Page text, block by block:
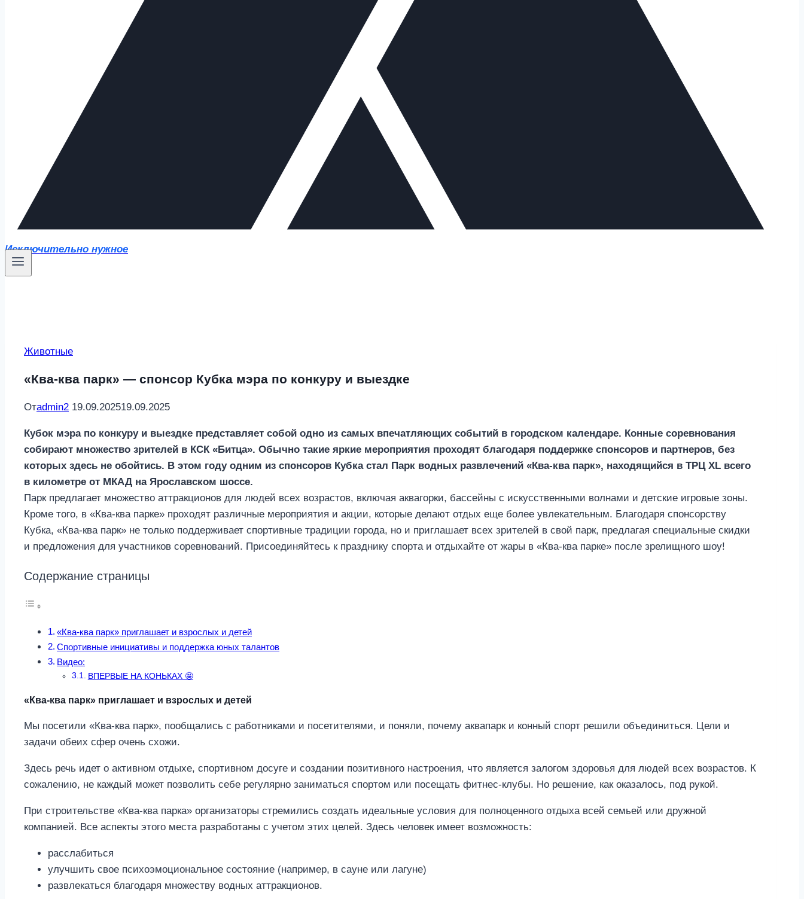
Исключительно нужное
Животные
«Ква-ква парк» — спонсор Кубка мэра по конкуру и выездке
Отadmin2 19.09.202519.09.2025
Кубок мэра по конкуру и выездке представляет собой одно из самых впечатляющих событий в городском календаре. Конные соревнования
собирают множество зрителей в КСК «Битца». Обычно такие яркие мероприятия проходят благодаря поддержке спонсоров и партнеров, без
которых здесь не обойтись. В этом году одним из спонсоров Кубка стал Парк водных развлечений «Ква-ква парк», находящийся в ТРЦ XL всего
в километре от МКАД на Ярославском шоссе.
Парк предлагает множество аттракционов для людей всех возрастов, включая аквагорки, бассейны с искусственными волнами и детские игровые зоны.
Кроме того, в «Ква-ква парке» проходят различные мероприятия и акции, которые делают отдых еще более увлекательным. Благодаря спонсорству
Кубка, «Ква-ква парк» не только поддерживает спортивные традиции города, но и приглашает всех зрителей в свой парк, предлагая специальные скидки
и предложения для участников соревнований. Присоединяйтесь к празднику спорта и отдыхайте от жары в «Ква-ква парке» после зрелищного шоу!
Содержание страницы
«Ква-ква парк» приглашает и взрослых и детей
Спортивные инициативы и поддержка юных талантов
Видео:
ВПЕРВЫЕ НА КОНЬКАХ 🤩
«Ква-ква парк» приглашает и взрослых и детей
Мы посетили «Ква-ква парк», пообщались с работниками и посетителями, и поняли, почему аквапарк и конный спорт решили объединиться. Цели и
задачи обеих сфер очень схожи.
Здесь речь идет о активном отдыхе, спортивном досуге и создании позитивного настроения, что является залогом здоровья для людей всех возрастов. К
сожалению, не каждый может позволить себе регулярно заниматься спортом или посещать фитнес-клубы. Но решение, как оказалось, под рукой.
При строительстве «Ква-ква парка» организаторы стремились создать идеальные условия для полноценного отдыха всей семьей или дружной
компанией. Все аспекты этого места разработаны с учетом этих целей. Здесь человек имеет возможность:
расслабиться
улучшить свое психоэмоциональное состояние (например, в сауне или лагуне)
развлекаться благодаря множеству водных аттракционов.